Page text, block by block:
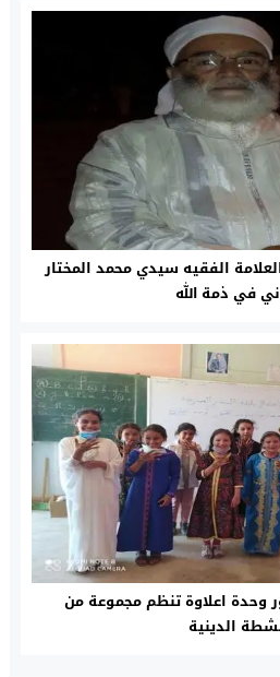
الفقيه سيدي محمد المختار
في ذمة الله
وحدة اعلاوة تنظم مجموعة من
الدينية